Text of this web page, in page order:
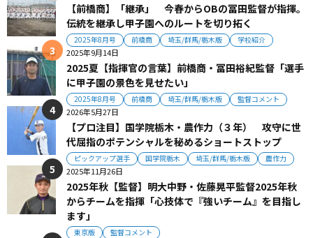
【前橋商】「継承」 今春からOBの冨田監督が指揮。
伝統を継承し甲子園へのルートを切り拓く
2025年8月号 前橋商 埼玉/群馬/栃木版 学校紹介
2025年9月14日
2025夏【指揮官の言葉】前橋商・冨田裕紀監督「選手
に甲子園の景色を見せたい」
2025年8月号 前橋商 埼玉/群馬/栃木版 監督コメント
2026年5月27日
【プロ注目】国学院栃木・農作力（３年） 攻守に世
代屈指のポテンシャルを秘めるショートストップ
ピックアップ選手 国学院栃木 埼玉/群馬/栃木版 農作力
2025年11月26日
2025年秋【監督】明大中野・佐藤晃平監督2025年秋
からチームを指揮「心技体で『強いチーム』を目指し
ます」
東京版 監督コメント